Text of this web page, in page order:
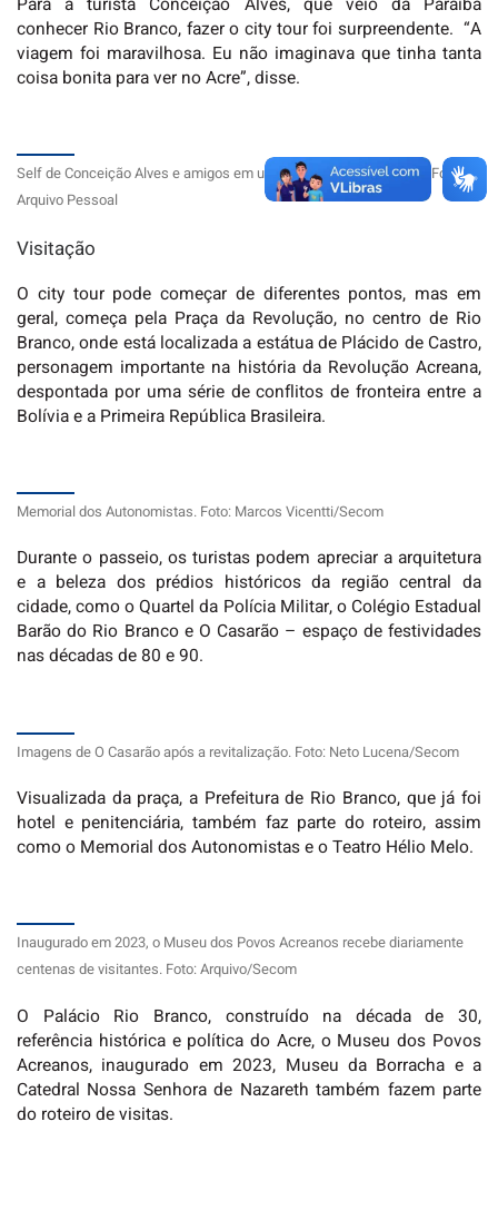
conhecer Rio Branco, fazer o city tour foi surpreendente. “A
viagem foi maravilhosa. Eu não imaginava que tinha tanta
coisa bonita para ver no Acre”, disse.
Self de Conceição Alves e amigos em um city tour por Rio Branco. Foto:
Arquivo Pessoal
Visitação
O city tour pode começar de diferentes pontos, mas em
geral, começa pela Praça da Revolução, no centro de Rio
Branco, onde está localizada a estátua de Plácido de Castro,
personagem importante na história da Revolução Acreana,
despontada por uma série de conflitos de fronteira entre a
Bolívia e a Primeira República Brasileira.
Memorial dos Autonomistas. Foto: Marcos Vicentti/Secom
Durante o passeio, os turistas podem apreciar a arquitetura
e a beleza dos prédios históricos da região central da
cidade, como o Quartel da Polícia Militar, o Colégio Estadual
Barão do Rio Branco e O Casarão – espaço de festividades
nas décadas de 80 e 90.
Imagens de O Casarão após a revitalização. Foto: Neto Lucena/Secom
Visualizada da praça, a Prefeitura de Rio Branco, que já foi
hotel e penitenciária, também faz parte do roteiro, assim
como o Memorial dos Autonomistas e o Teatro Hélio Melo.
Inaugurado em 2023, o Museu dos Povos Acreanos recebe diariamente
centenas de visitantes. Foto: Arquivo/Secom
O Palácio Rio Branco, construído na década de 30,
referência histórica e política do Acre, o Museu dos Povos
Acreanos, inaugurado em 2023, Museu da Borracha e a
Catedral Nossa Senhora de Nazareth também fazem parte
do roteiro de visitas.